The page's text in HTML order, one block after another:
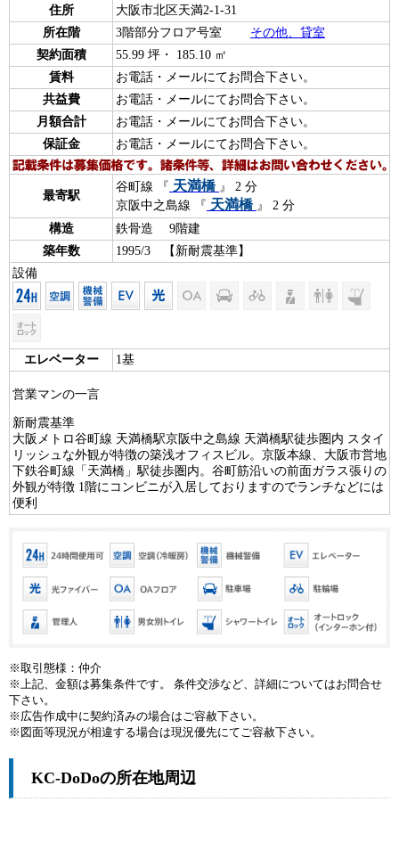
住所
大阪市北区天満2-1-31
所在階
3階部分フロア号室 その他、貸室
契約面積
55.99 坪・ 185.10 ㎡
賃料
お電話・メールにてお問合下さい。
共益費
お電話・メールにてお問合下さい。
月額合計
お電話・メールにてお問合下さい。
保証金
お電話・メールにてお問合下さい。
最寄駅
谷町線 『 天満橋 』 2 分
京阪中之島線 『 天満橋 』 2 分
構造
鉄骨造 9階建
築年数
1995/3 【新耐震基準】
設備
エレベーター 1基
営業マンの一言
新耐震基準
大阪メトロ谷町線 天満橋駅京阪中之島線 天満橋駅徒歩圏内 スタイ
リッシュな外観が特徴の築浅オフィスビル。京阪本線、大阪市営地
下鉄谷町線「天満橋」駅徒歩圏内。谷町筋沿いの前面ガラス張りの
外観が特徴 1階にコンビニが入居しておりますのでランチなどには
便利
※取引態様：仲介
※上記、金額は募集条件です。 条件交渉など、詳細についてはお問合せ
下さい。
※広告作成中に契約済みの場合はご容赦下さい。
※図面等現況が相違する場合は現況優先にてご容赦下さい。
KC-DoDoの所在地周辺